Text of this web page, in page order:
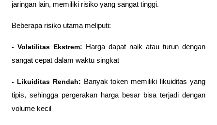
jaringan lain, memiliki risiko yang sangat tinggi.
Beberapa risiko utama meliputi:
- Volatilitas Ekstrem: Harga dapat naik atau turun dengan
sangat cepat dalam waktu singkat
- Likuiditas Rendah: Banyak token memiliki likuiditas yang
tipis, sehingga pergerakan harga besar bisa terjadi dengan
volume kecil